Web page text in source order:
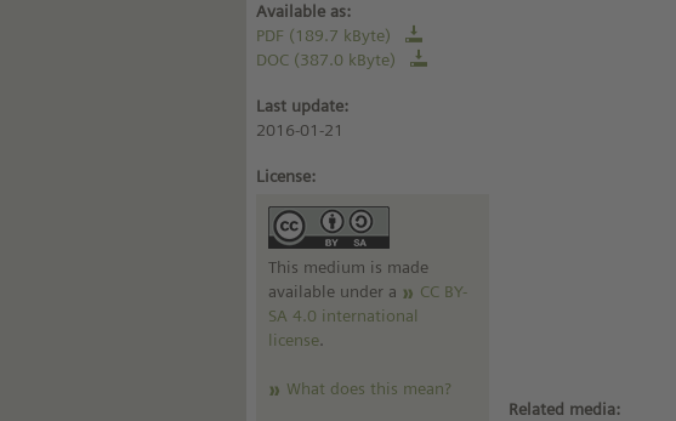
Available as:
PDF (189.7 kByte)
DOC (387.0 kByte)
Last update:
2016-01-21
License:
This medium is made
available under a
CC BY-
SA 4.0 international
license.
What does this mean?
Related media: